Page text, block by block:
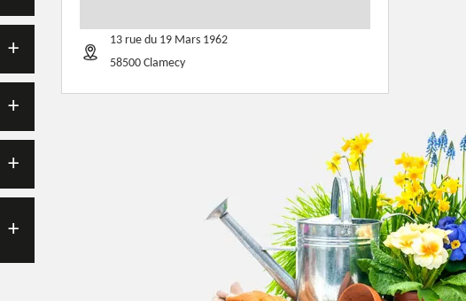
13 rue du 19 Mars 1962
58500 Clamecy